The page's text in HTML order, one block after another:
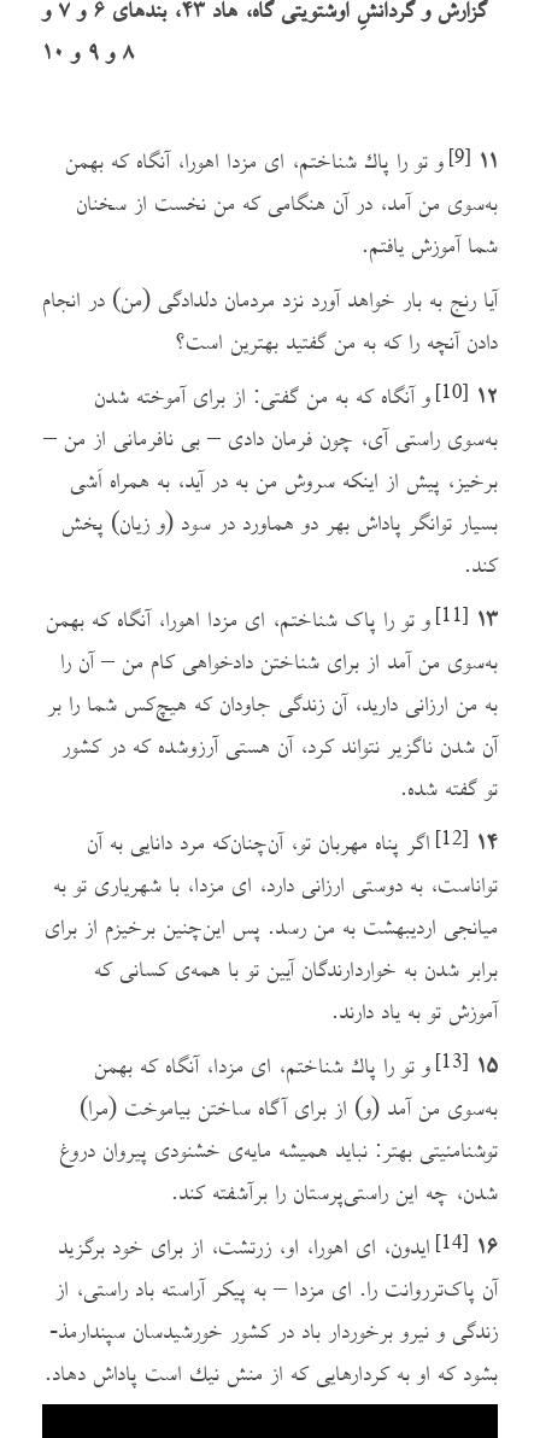
گزارش و گردانشِ اوشتویتی گاه، هاد ۴۳، بندهای ۶ و ۷ و
۸ و ۹ و ۱۰
۱۱ [9]
و تو را پاك شناختم، ای مزدا اهورا، آنگاه که بهمن
به‌سوی من آمد، در آن هنگامی که من نخست از سخنان
شما آموزش یافتم.
آیا رنج به بار خواهد آورد نزد مردمان دلدادگی (من) در انجام
دادن آنچه را که به من گفتید بهترین است؟
۱۲ [10]
و آنگاه که به من گفتی: از برای آموخته شدن
به‌سوی راستی آی، چون فرمان دادی – بی نافرمانی از من –
برخیز، پیش از اینکه سروش من به در آید، به همراه اَشی
بسیار توانگر پاداش بهر دو هماورد در سود (و زیان) پخش
کند.
۱۳ [11]
و تو را پاک شناختم، ای مزدا اهورا، آنگاه که بهمن
به‌سوی من آمد از برای شناختن دادخواهی کام من – آن را
به من ارزانی دارید، آن زندگی جاودان که هیچ‌کس شما را بر
آن شدن ناگزیر نتواند کرد، آن هستی آرزوشده که در کشور
تو گفته شده.
۱۴ [12]
اگر پناه مهربان تو، آن‌چنان‌که مرد دانایی به آن
تواناست، به دوستی ارزانی دارد، ای مزدا، با شهریاری تو به
میانجی اردیبهشت به من رسد. پس این‌چنین برخیزم از برای
برابر شدن به خواردارندگان آیین تو با همه‌ی کسانی که
آموزش تو به یاد دارند.
۱۵ [13]
و تو را پاك شناختم، ای مزدا، آنگاه که بهمن
به‌سوی من آمد (و) از برای آگاه ساختن بیاموخت (مرا)
توشنامئیتی بهتر: نباید همیشه مایه‌ی خشنودی پیروان دروغ
شدن، چه این راستی‌پرستان را برآشفته کند.
۱۶ [14]
ایدون، ای اهورا، او، زرتشت، از برای خود برگزید
آن پاک‌ترروانت را. ای مزدا – به پیکر آراسته باد راستی، از
زندگی و نیرو برخوردار باد در کشور خورشیدسان سپندارمذ-
بشود که او به کردارهایی که از منش نيك است پاداش دهاد.